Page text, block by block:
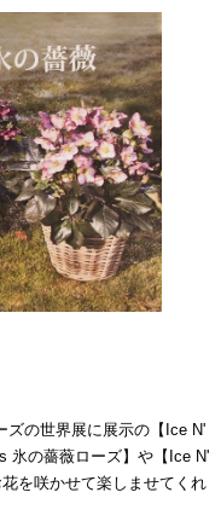
ズの世界展に展示の【Ice N'
氷の薔薇ローズ】や【Ice N'
を咲かせて楽しませてくれ